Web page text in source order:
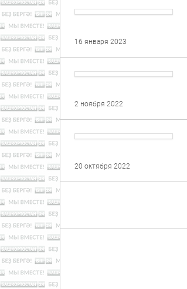
16 января 2023
2 ноября 2022
20 октября 2022